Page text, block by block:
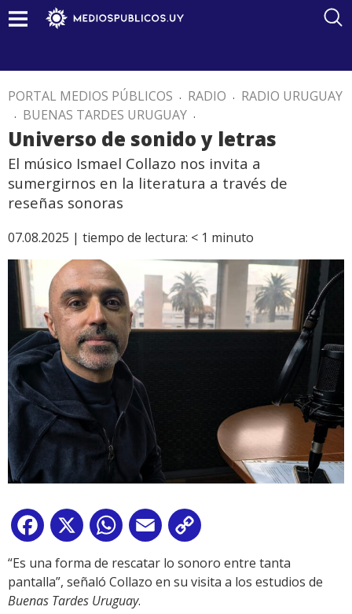
PORTAL MEDIOS PÚBLICOS . RADIO . RADIO URUGUAY
. BUENAS TARDES URUGUAY .
Universo de sonido y letras
El músico Ismael Collazo nos invita a
sumergirnos en la literatura a través de
reseñas sonoras
07.08.2025 | tiempo de lectura: < 1 minuto
Facebook
X WhatsApp
Email
Link
“Es una forma de rescatar lo sonoro entre tanta
pantalla”, señaló Collazo en su visita a los estudios de
Buenas Tardes Uruguay.